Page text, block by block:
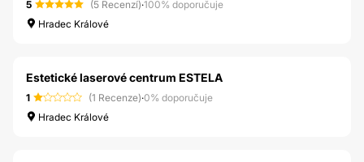
5 (5 Recenzí)·100% doporučuje
Hradec Králové
Estetické laserové centrum ESTELA
1 (1 Recenze)·0% doporučuje
Hradec Králové